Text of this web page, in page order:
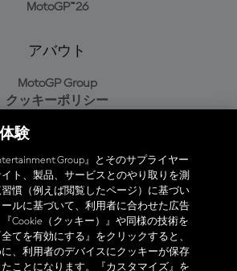
MotoGP™26
アバウト
MotoGP Group
クッキーポリシー
ライバシーポリシー
購入ポリシー
オフィシャルアプリ
験
Group』とそのサプライヤー
ト、製品、サービスとのやり取りを測
慣（例えば閲覧したページ）に基づい
ルに基づいて、利用者に合わせた広告
Cookie（クッキー）』や同様の技術を
てを有効にする』をクリックすると、
、利用者のデバイスにクッキーが保存
ことになります。『カスタマイズ』を